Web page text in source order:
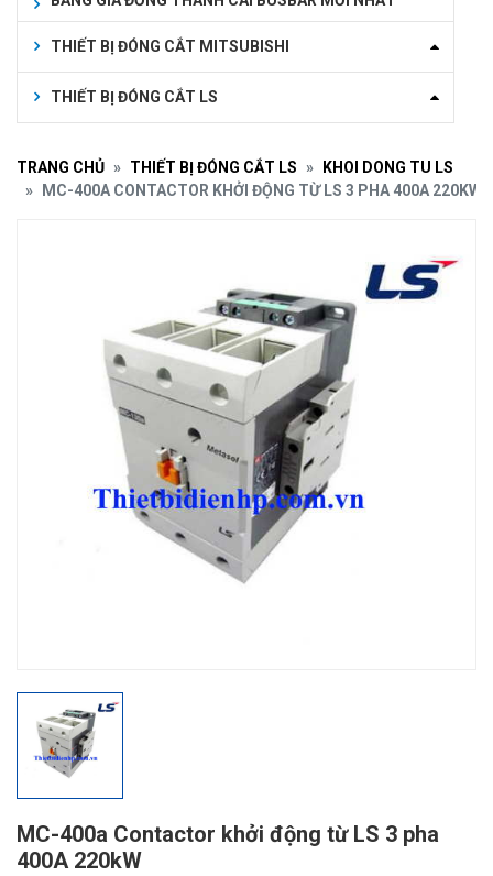
THIẾT BỊ ĐÓNG CẮT MITSUBISHI
THIẾT BỊ ĐÓNG CẮT LS
TRANG CHỦ THIẾT BỊ ĐÓNG CẮT LS
KHOI DONG TU LS
MC-400A CONTACTOR KHỞI ĐỘNG TỪ LS 3 PHA 400A 220KW
MC-400a Contactor khởi động từ LS 3 pha
400A 220kW